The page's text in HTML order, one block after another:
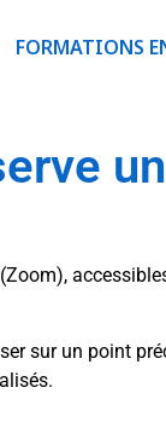
FORMATIONS
sur un point